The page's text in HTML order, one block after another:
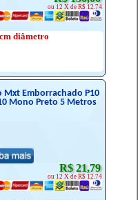
ou 12 X de R$ 12.74
diâmetro
Mxt Emborrachado P10
Mono Preto 5 Metros
R$ 21,79
ou 12 X de R$ 12.74